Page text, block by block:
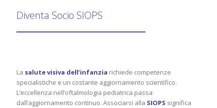
Diventa Socio SIOPS
La salute visiva dell’infanzia richiede competenze
specialistiche e un costante aggiornamento scientifico.
L’eccellenza nell’oftalmologia pediatrica passa
dall’aggiornamento continuo. Associarsi alla SIOPS significa